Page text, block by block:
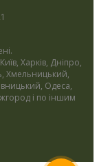
Харків, Дніпро,
Хмельницький,
Одеса,
і по іншим